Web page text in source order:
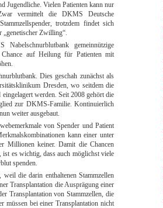
Jugendliche. Vielen Patienten kann nur
vermittelt die DKMS Deutsche
trotzdem findet sich
„genetischer Zwilling“.
gemeinnützige
auf Heilung für Patienten mit
Dies geschah zunächst als
Dresden, wo seitdem die
werden. Seit 2008 gehört die
zur DKMS-Familie. Kontinuierlich
weiter ausgebaut.
von Spender und Patient
kann einer unter
Millionen keiner. Damit die Chancen
ist es wichtig, dass auch möglichst viele
spenden.
die darin enthaltenen Stammzellen
Transplantation die Ausprägung einer
Transplantation von Stammzellen, die
müssen bei einer Transplantation nicht